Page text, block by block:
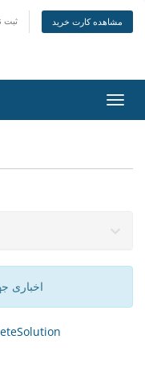
ثبت مشاهده کارت خرید
تغییر
اخباری